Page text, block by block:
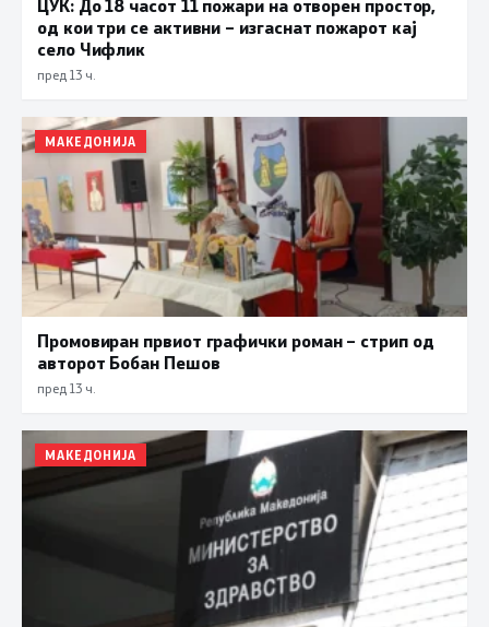
од кои три се активни – изгаснат пожарот кај
село Чифлик
пред 13 ч.
МАКЕДОНИЈА
Промовиран првиот графички роман – стрип од
авторот Бобан Пешов
пред 13 ч.
МАКЕДОНИЈА